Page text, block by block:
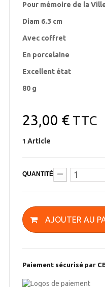
Pour mémoire de la
Diam 6.3 cm
Avec coffret
En porcelaine
Excellent état
80 g
23,00 €TTC
1 Article
QUANTITÉ
AJOUTER AU
Paiement sécurisé par